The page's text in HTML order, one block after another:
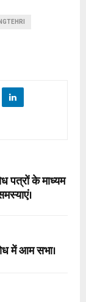
पत्रों के माध्यम
में आम सभा।